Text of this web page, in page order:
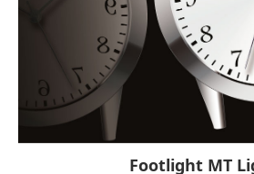
Footlight MT